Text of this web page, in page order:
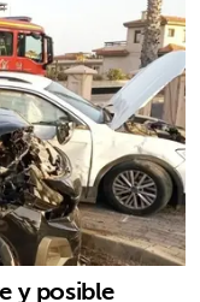
y posible